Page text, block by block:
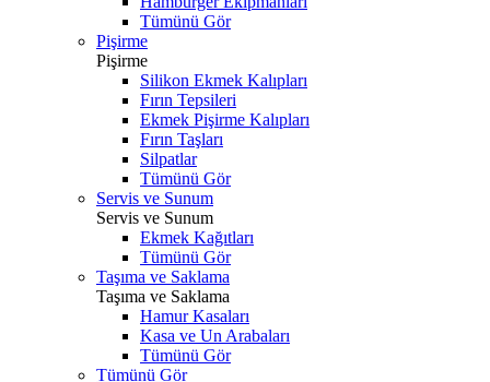
Tümünü Gör
Pişirme
Pişirme
Silikon Ekmek Kalıpları
Fırın Tepsileri
Ekmek Pişirme Kalıpları
Fırın Taşları
Silpatlar
Tümünü Gör
Servis ve Sunum
Servis ve Sunum
Ekmek Kağıtları
Tümünü Gör
Taşıma ve Saklama
Taşıma ve Saklama
Hamur Kasaları
Kasa ve Un Arabaları
Tümünü Gör
Tümünü Gör